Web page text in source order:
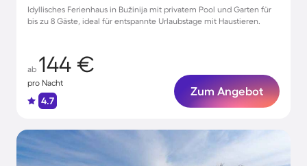
Idyllisches Ferienhaus in Bužinija mit privatem Pool und Garten für
bis zu 8 Gäste, ideal für entspannte Urlaubstage mit Haustieren.
ab 144 €
pro Nacht
4.7
Zum Angebot